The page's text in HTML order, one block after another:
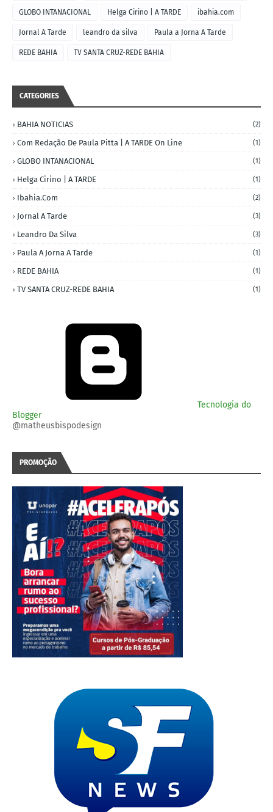
GLOBO INTANACIONAL Helga Cirino | A TARDE ibahia.com
Jornal A Tarde leandro da silva Paula a Jorna A Tarde
REDE BAHIA TV SANTA CRUZ-REDE BAHIA
CATEGORIES
BAHIA NOTICIAS (2)
Com Redação De Paula Pitta | A TARDE On Line (1)
GLOBO INTANACIONAL (1)
Helga Cirino | A TARDE (1)
Ibahia.com (2)
Jornal A Tarde (3)
Leandro Da Silva (3)
Paula A Jorna A Tarde (1)
REDE BAHIA (1)
TV SANTA CRUZ-REDE BAHIA (1)
Tecnologia do
Blogger
@matheusbispodesign
PROMOÇÃO